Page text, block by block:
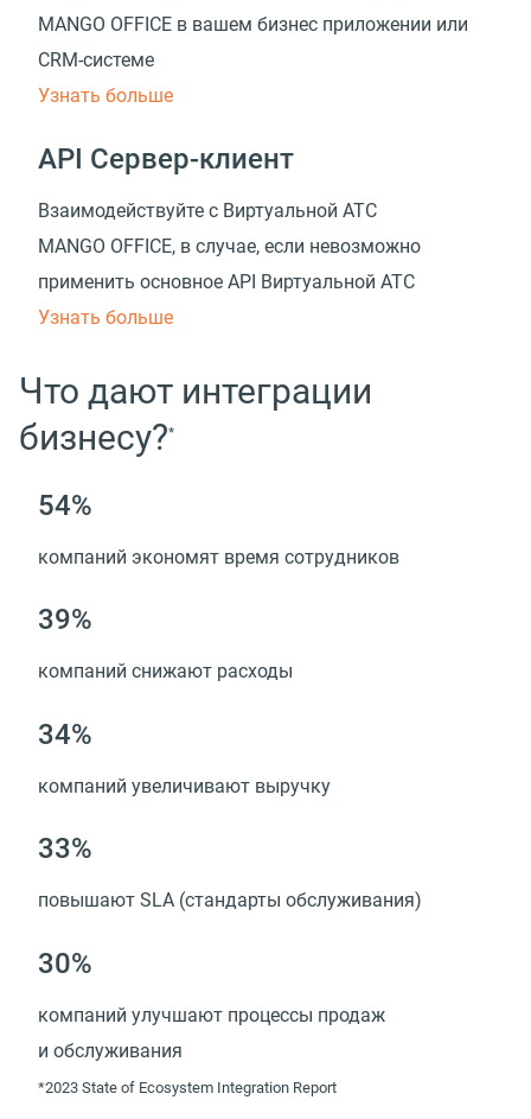
MANGO OFFICE в вашем бизнес приложении или
CRM-системе
Узнать больше
API Сервер-клиент
Взаимодействуйте с Виртуальной АТС
MANGO OFFICE, в случае, если невозможно
применить основное API Виртуальной АТС
Узнать больше
Что дают интеграции
бизнесу?*
54%
компаний экономят время сотрудников
39%
компаний снижают расходы
34%
компаний увеличивают выручку
33%
повышают SLA (стандарты обслуживания)
30%
компаний улучшают процессы продаж
и обслуживания
*2023 State of Ecosystem Integration Report